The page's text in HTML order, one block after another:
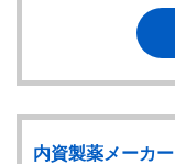
内資製薬メーカー